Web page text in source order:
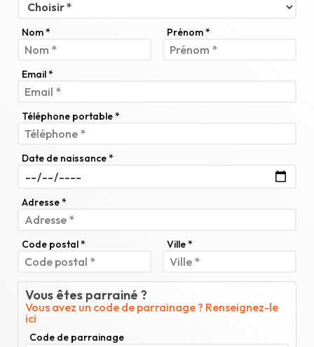
Nom * Prénom *
Email *
Téléphone portable *
Date de naissance *
Adresse *
Code postal * Ville *
Vous êtes parrainé ?
Vous avez un code de parrainage ? Renseignez-le
ici
Code de parrainage